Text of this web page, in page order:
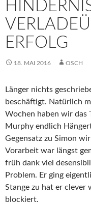
ERFOLG
18. MAI 2016 OSCH
Länger nichts
beschäftigt. Natürlich
Wochen haben wir das
Murphy endlich
Gegensatz zu Simon
Vorarbeit war längst
früh dank viel
Problem. Er ging
Stange zu hat er clever
blockiert.